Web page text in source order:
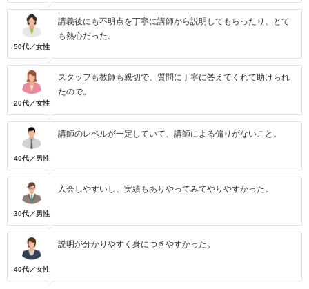
50代／女性
講義後にも不明点を丁寧に講師から説明してもらったり、とて
も熱心だった。
20代／女性
スタッフも教師も親切で、質問に丁寧に答えてくれて助けられ
たので。
40代／男性
講師のレベルが一定していて、講師による偏りがないこと。
30代／男性
入会しやすいし、実績もありやってみてやりやすかった。
40代／女性
説明が分かりやすく身につきやすかった。